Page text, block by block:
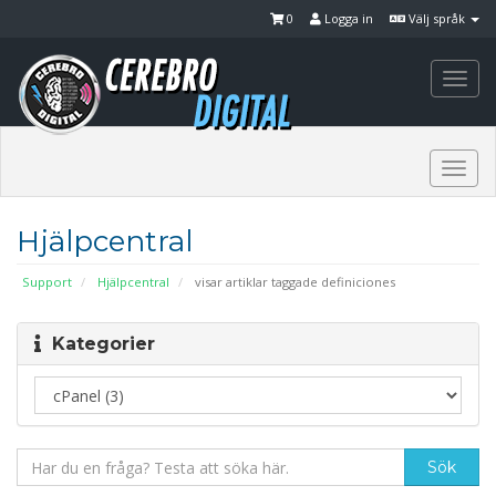
Välj språk
Logga in
0
Hjälpcentral
Support Hjälpcentral visar artiklar taggade definiciones
Kategorier